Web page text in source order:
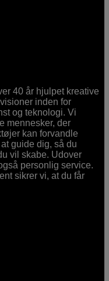
40 år hjulpet kreative
inden for
og teknologi. Vi
mennesker, der
kan forvandle
guide dig, så du
vil skabe. Udover
personlig service.
sikrer vi, at du får